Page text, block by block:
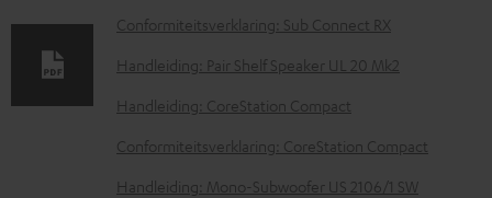
o
a
d
d
Conformiteitsverklaring: Sub Connect RX
Handleiding: Pair Shelf Speaker UL 20 Mk2
Handleiding: CoreStation Compact
Conformiteitsverklaring: CoreStation Compact
Handleiding: Mono-Subwoofer US 2106/1 SW